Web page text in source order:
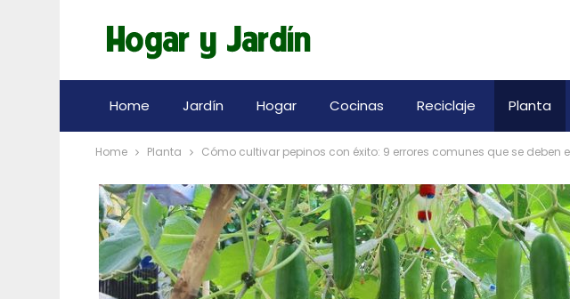
Home Jardín Hogar Cocinas Reciclaje Planta
Home Planta Cómo cultivar pepinos con éxito: 9 errores comunes que se deben